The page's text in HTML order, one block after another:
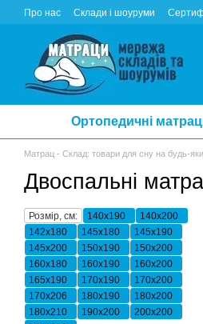
Перейти до основного контенту
Про нас Склади і шоуруми
Ортопедичні
Матрац - Склад: товари для сну на будь-
Двоспальні
Розмір, см: 140x190
140x200
142x180
145х180
145х190
145х200
150x190
150x200
160x180
160x190
160x200
165х190
170x190
170x200
170х206
180x190
180x200
180x210
190х200
200x200